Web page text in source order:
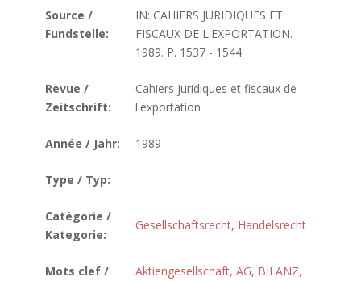
Source /
Fundstelle:
IN: CAHIERS JURIDIQUES ET
FISCAUX DE L'EXPORTATION.
1989. P. 1537 - 1544.
Revue /
Zeitschrift:
Cahiers juridiques et fiscaux de
l'exportation
Année / Jahr: 1989
Type / Typ:
Catégorie /
Kategorie:
Gesellschaftsrecht, Handelsrecht
Mots clef /
Aktiengesellschaft, AG, BILANZ,